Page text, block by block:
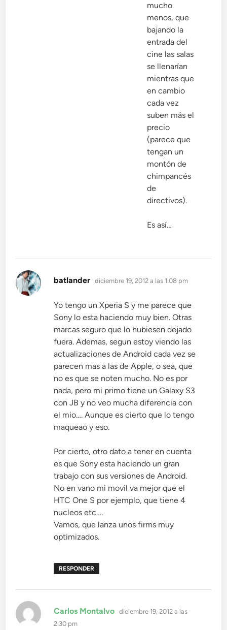
mucho
menos, que
bajando la
entrada del
cine las salas
se llenarían
mientras que
en cambio
cada vez
suben más el
precio
(parece que
tengan un
montón de
chimpancés
de
directivos).
Es así…
batlander dice:
diciembre 19, 2012 a las 1:08 pm
Yo tengo un Xperia S y me parece que
Sony lo esta haciendo muy bien. Otras
marcas seguro que lo hubiesen dejado
fuera. Ademas, segun estoy viendo las
actualizaciones de Android cada vez se
parecen mas a las de Apple, o sea, que
no es que se noten mucho. No es por
nada, pero mi primo tiene un Galaxy S3
con JB y no veo mucha diferencia con
el mio…. Aunque es cierto que lo tengo
maqueao y eso.
Por cierto, otro dato a tener en cuenta
es que Sony esta haciendo un gran
trabajo con sus versiones de Android.
No en vano mi movil va mejor que el
HTC One S por ejemplo, que tiene 4
nucleos etc….
Vamos, que lanza unos firms muy
optimizados.
RESPONDER
Carlos Montalvo dice:
diciembre 19, 2012 a las
2:30 pm